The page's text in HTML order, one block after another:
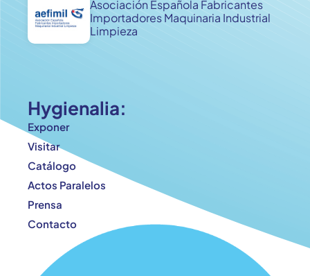
Asociación Española Fabricantes
Importadores Maquinaria Industrial
Limpieza
Hygienalia:
Exponer
Visitar
Catálogo
Actos Paralelos
Prensa
Contacto